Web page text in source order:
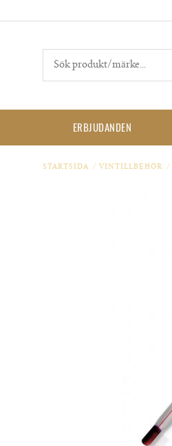
ERBJUDANDEN
STARTSIDA / VINTILLBEHÖR /